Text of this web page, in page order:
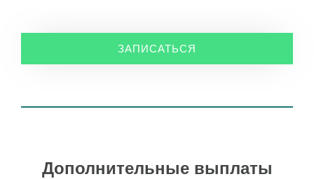
ЗАПИСАТЬСЯ
Дополнительные выплаты